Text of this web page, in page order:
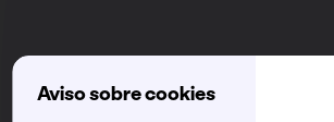
Aviso sobre cookies